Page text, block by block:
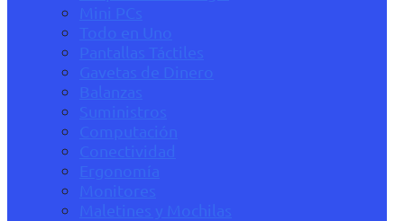
Mini PCs
Todo en Uno
Pantallas Táctiles
Gavetas de Dinero
Balanzas
Suministros
Computación
Conectividad
Ergonomía
Monitores
Maletines y Mochilas